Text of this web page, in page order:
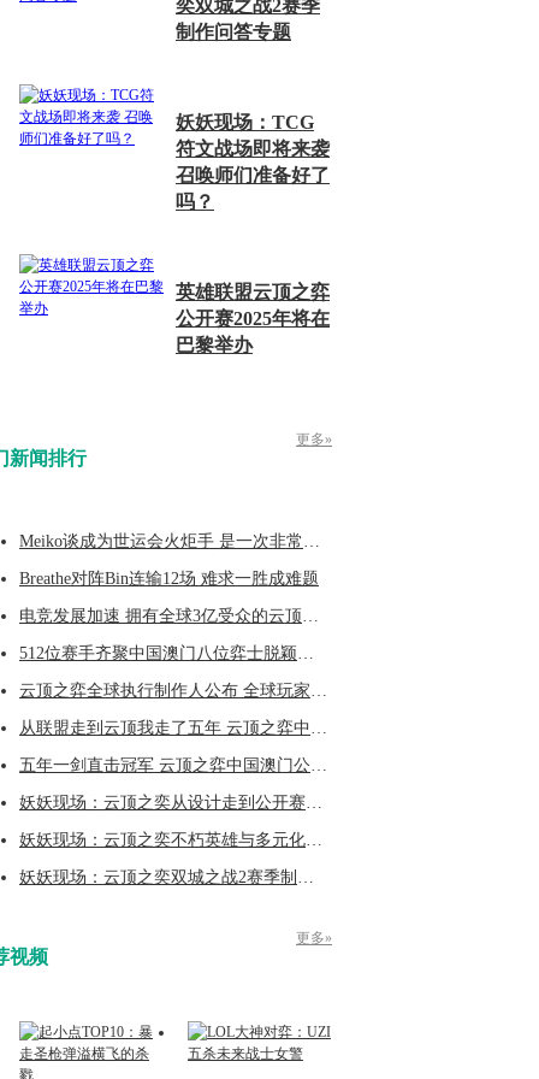
奕双城之战2赛季
制作问答专题
妖妖现场：TCG
符文战场即将来袭
召唤师们准备好了
吗？
英雄联盟云顶之弈
公开赛2025年将在
巴黎举办
新闻排行
更多»
Meiko谈成为世运会火炬手 是一次非常特别的经历
Breathe对阵Bin连输12场 难求一胜成难题
电竞发展加速 拥有全球3亿受众的云顶之弈究竟做对了什么？
512位赛手齐聚中国澳门八位弈士脱颖而出
云顶之弈全球执行制作人公布 全球玩家累计已突破3亿人
从联盟走到云顶我走了五年 云顶之弈中国澳门公开赛冠军专访
五年一剑直击冠军 云顶之弈中国澳门公开赛冠军之路
妖妖现场：云顶之奕从设计走到公开赛的竞技与平衡之路
妖妖现场：云顶之奕不朽英雄与多元化创新赛季的碰撞
妖妖现场：云顶之奕双城之战2赛季制作问答专题
视频
更多»